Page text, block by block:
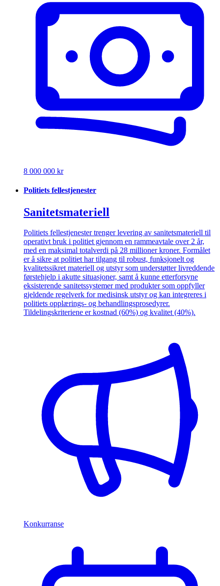
8 000 000 kr
Politiets fellestjenester
Sanitetsmateriell
Politiets fellestjenester trenger levering av sanitetsmateriell til
operativt bruk i politiet gjennom en rammeavtale over 2 år,
med en maksimal totalverdi på 28 millioner kroner. Formålet
er å sikre at politiet har tilgang til robust, funksjonelt og
kvalitetssikret materiell og utstyr som understøtter livreddende
førstehjelp i akutte situasjoner, samt å kunne etterforsyne
eksisterende sanitetssystemer med produkter som oppfyller
gjeldende regelverk for medisinsk utstyr og kan integreres i
politiets opplærings- og behandlingsprosedyrer.
Tildelingskriteriene er kostnad (60%) og kvalitet (40%).
Konkurranse